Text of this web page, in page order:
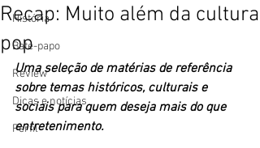
História
Bate-papo
Review
Dicas e notícias
Perfil
Recap: Muito além da cultura
pop
Uma seleção de matérias de referência
sobre temas históricos, culturais e
sociais para quem deseja mais do que
entretenimento.